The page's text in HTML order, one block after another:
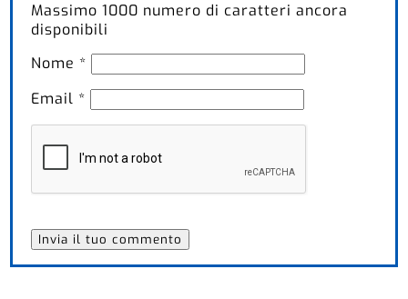
Massimo1000 numero di caratteri ancora
disponibili
Nome *
Email *